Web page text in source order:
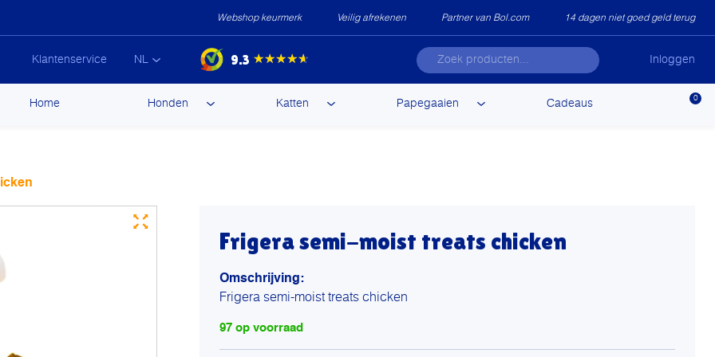
Webshop keurmerk Veilig afrekenen Partner van Bol.com 14 dagen niet goed geld terug
Klantenservice NL 9.3 ★★★★★ Inloggen
Home Honden Katten Papegaaien Cadeaus 0
Frigera semi-moist treats chicken
Omschrijving:
Frigera semi-moist treats chicken
97 op voorraad